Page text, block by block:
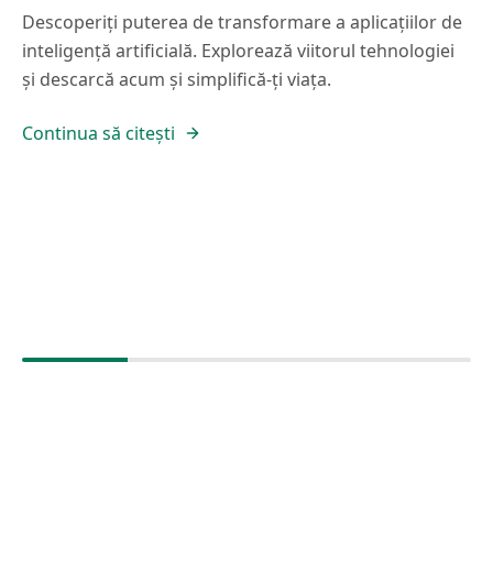
Descoperiți puterea de transformare a aplicațiilor de
inteligență artificială. Explorează viitorul tehnologiei
și descarcă acum și simplifică-ți viața.
Continua să citești